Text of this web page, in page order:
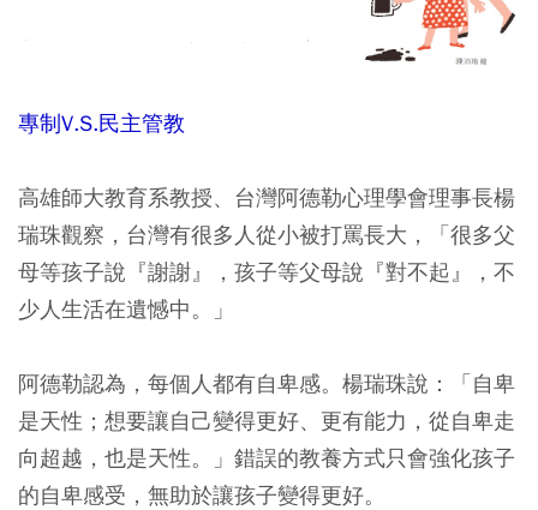
專制V.S.民主管教
高雄師大教育系教授、台灣阿德勒心理學會理事長楊
瑞珠觀察，台灣有很多人從小被打罵長大，「很多父
母等孩子說『謝謝』，孩子等父母說『對不起』，不
少人生活在遺憾中。」
阿德勒認為，每個人都有自卑感。楊瑞珠說：「自卑
是天性；想要讓自己變得更好、更有能力，從自卑走
向超越，也是天性。」錯誤的教養方式只會強化孩子
的自卑感受，無助於讓孩子變得更好。